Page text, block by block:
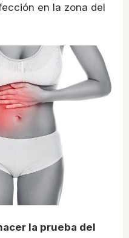
en la zona del
la prueba del